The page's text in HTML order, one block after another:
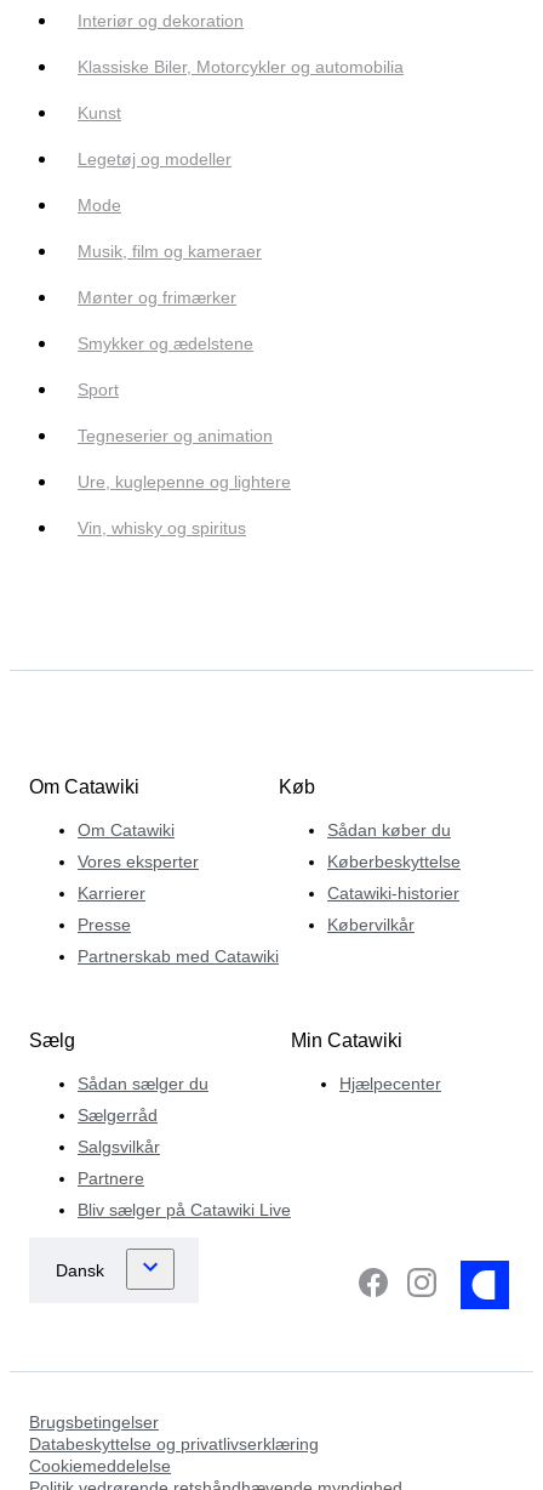
Interiør og dekoration
Klassiske Biler, Motorcykler og automobilia
Kunst
Legetøj og modeller
Mode
Musik, film og kameraer
Mønter og frimærker
Smykker og ædelstene
Sport
Tegneserier og animation
Ure, kuglepenne og lightere
Vin, whisky og spiritus
Om Catawiki
Om Catawiki
Vores eksperter
Karrierer
Presse
Partnerskab med Catawiki
Køb
Sådan køber du
Køberbeskyttelse
Catawiki-historier
Købervilkår
Sælg
Sådan sælger du
Sælgerråd
Salgsvilkår
Partnere
Bliv sælger på Catawiki Live
Min Catawiki
Hjælpecenter
Brugsbetingelser
Databeskyttelse og privatlivserklæring
Cookiemeddelelse